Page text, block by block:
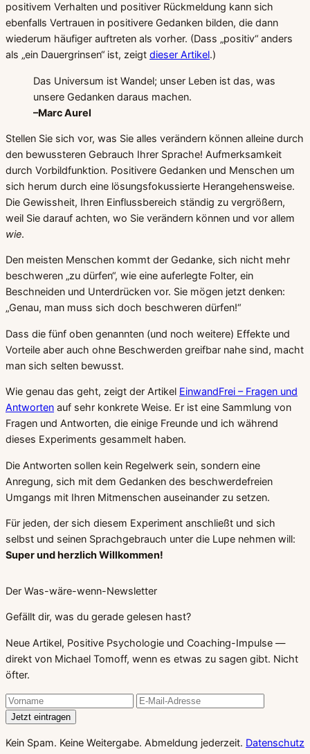
positivem Verhalten und positiver Rückmeldung kann sich
ebenfalls Vertrauen in positivere Gedanken bilden, die dann
wiederum häufiger auftreten als vorher. (Dass „positiv“ anders
als „ein Dauergrinsen“ ist, zeigt dieser Artikel.)
Das Universum ist Wandel; unser Leben ist das, was
unsere Gedanken daraus machen.
–Marc Aurel
Stellen Sie sich vor, was Sie alles verändern können alleine durch
den bewussteren Gebrauch Ihrer Sprache! Aufmerksamkeit
durch Vorbildfunktion. Positivere Gedanken und Menschen um
sich herum durch eine lösungsfokussierte Herangehensweise.
Die Gewissheit, Ihren Einflussbereich ständig zu vergrößern,
weil Sie darauf achten, wo Sie verändern können und vor allem
wie.
Den meisten Menschen kommt der Gedanke, sich nicht mehr
beschweren „zu dürfen“, wie eine auferlegte Folter, ein
Beschneiden und Unterdrücken vor. Sie mögen jetzt denken:
„Genau, man muss sich doch beschweren dürfen!“
Dass die fünf oben genannten (und noch weitere) Effekte und
Vorteile aber auch ohne Beschwerden greifbar nahe sind, macht
man sich selten bewusst.
Wie genau das geht, zeigt der Artikel EinwandFrei – Fragen und
Antworten auf sehr konkrete Weise. Er ist eine Sammlung von
Fragen und Antworten, die einige Freunde und ich während
dieses Experiments gesammelt haben.
Die Antworten sollen kein Regelwerk sein, sondern eine
Anregung, sich mit dem Gedanken des beschwerdefreien
Umgangs mit Ihren Mitmenschen auseinander zu setzen.
Für jeden, der sich diesem Experiment anschließt und sich
selbst und seinen Sprachgebrauch unter die Lupe nehmen will:
Super und herzlich Willkommen!
Der Was-wäre-wenn-Newsletter
Gefällt dir, was du gerade gelesen hast?
Neue Artikel, Positive Psychologie und Coaching-Impulse —
direkt von Michael Tomoff, wenn es etwas zu sagen gibt. Nicht
öfter.
Jetzt eintragen
Kein Spam. Keine Weitergabe. Abmeldung jederzeit. Datenschutz